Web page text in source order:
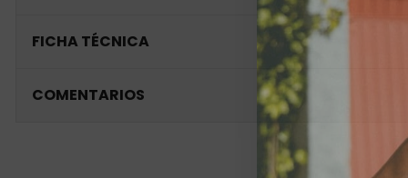
FICHA TÉCNICA
COMENTARIOS